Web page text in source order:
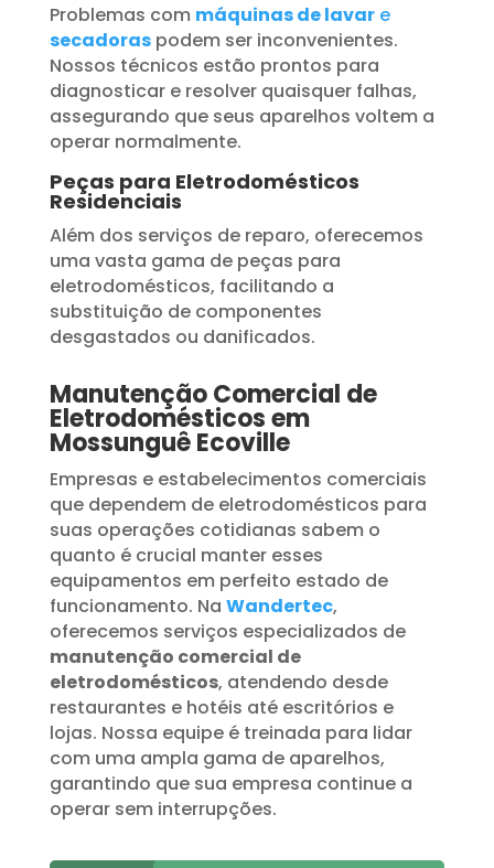
Problemas com máquinas de lavare
secadoraspodem ser inconvenientes.
Nossos técnicos estão prontos para
diagnosticar e resolver quaisquer falhas,
assegurando que seus aparelhos voltem a
operar normalmente.
Peças para Eletrodomésticos
Residenciais
Além dos serviços de reparo, oferecemos
uma vasta gama de peças para
eletrodomésticos, facilitando a
substituição de componentes
desgastados ou danificados.
Manutenção Comercial de
Eletrodomésticos em
Mossunguê Ecoville
Empresas e estabelecimentos comerciais
que dependem de eletrodomésticos para
suas operações cotidianas sabem o
quanto é crucial manter esses
equipamentos em perfeito estado de
funcionamento. Na Wandertec,
oferecemos serviços especializados de
manutenção comercial de
eletrodomésticos, atendendo desde
restaurantes e hotéis até escritórios e
lojas. Nossa equipe é treinada para lidar
com uma ampla gama de aparelhos,
garantindo que sua empresa continue a
operar sem interrupções.